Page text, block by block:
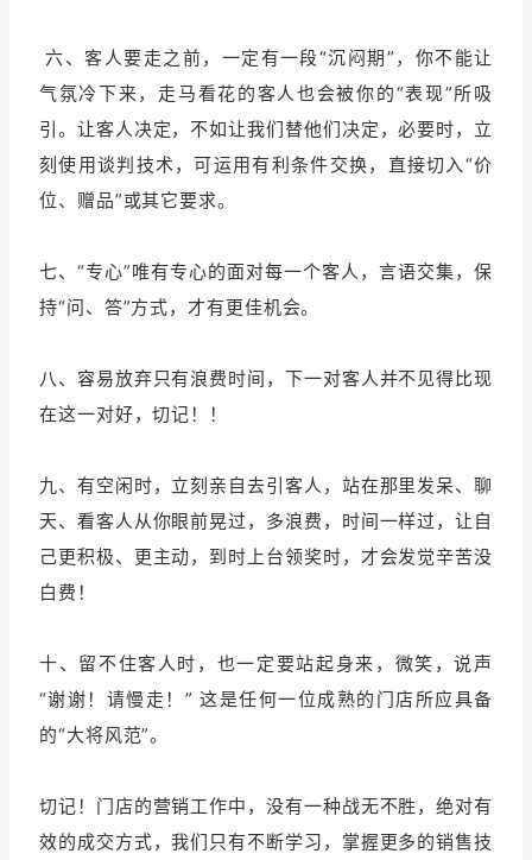
六、客人要走之前，一定有一段“沉闷期”，你不能让
气氛冷下来，走马看花的客人也会被你的“表现”所吸
引。让客人决定，不如让我们替他们决定，必要时，立
刻使用谈判技术，可运用有利条件交换，直接切入“价
位、赠品”或其它要求。
七、“专心”唯有专心的面对每一个客人，言语交集，保
持“问、答”方式，才有更佳机会。
八、容易放弃只有浪费时间，下一对客人并不见得比现
在这一对好，切记！！
九、有空闲时，立刻亲自去引客人，站在那里发呆、聊
天、看客人从你眼前晃过，多浪费，时间一样过，让自
己更积极、更主动，到时上台领奖时，才会发觉辛苦没
白费！
十、留不住客人时，也一定要站起身来，微笑，说声
“谢谢！请慢走！” 这是任何一位成熟的门店所应具备
的“大将风范”。
切记！门店的营销工作中，没有一种战无不胜，绝对有
效的成交方式，我们只有不断学习，掌握更多的销售技